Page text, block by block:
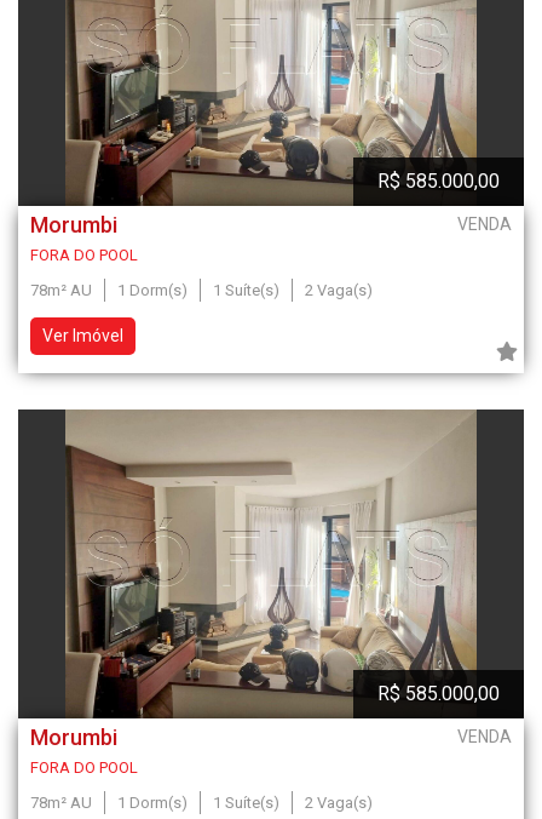
Morumbi VENDA
R$ 585.000,00
FORA DO POOL
78m² AU
1 Dorm(s) 1 Suíte(s) 2 Vaga(s)
Ver Imóvel
Morumbi VENDA
R$ 585.000,00
FORA DO POOL
78m² AU
1 Dorm(s) 1 Suíte(s) 2 Vaga(s)